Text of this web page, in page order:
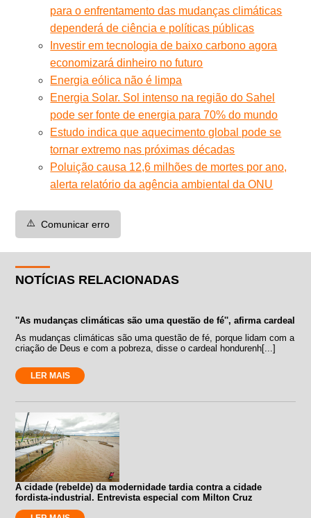
para o enfrentamento das mudanças climáticas
dependerá de ciência e políticas públicas
Investir em tecnologia de baixo carbono agora
economizará dinheiro no futuro
Energia eólica não é limpa
Energia Solar. Sol intenso na região do Sahel
pode ser fonte de energia para 70% do mundo
Estudo indica que aquecimento global pode se
tornar extremo nas próximas décadas
Poluição causa 12,6 milhões de mortes por ano,
alerta relatório da agência ambiental da ONU
⚠️ Comunicar erro
NOTÍCIAS RELACIONADAS
''As mudanças climáticas são uma questão de fé'', afirma cardeal
As mudanças climáticas são uma questão de fé, porque lidam com a
criação de Deus e com a pobreza, disse o cardeal hondurenh[...]
LER MAIS
A cidade (rebelde) da modernidade tardia contra a cidade
fordista-industrial. Entrevista especial com Milton Cruz